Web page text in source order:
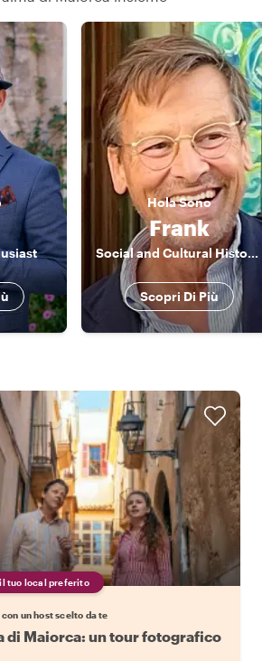
HolaSono
Frank
Social and Cultural Historian
Scopri Di Più
tuo local preferito
un host scelto da te
di Maiorca: un tour fotografico